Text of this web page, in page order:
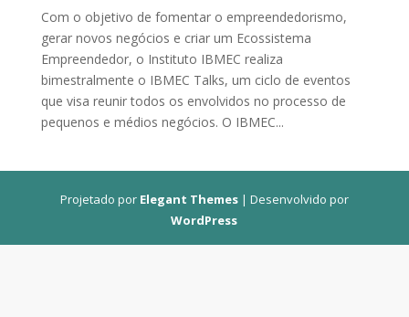
Com o objetivo de fomentar o empreendedorismo,
gerar novos negócios e criar um Ecossistema
Empreendedor, o Instituto IBMEC realiza
bimestralmente o IBMEC Talks, um ciclo de eventos
que visa reunir todos os envolvidos no processo de
pequenos e médios negócios. O IBMEC...
Projetado por Elegant Themes| Desenvolvido por
WordPress